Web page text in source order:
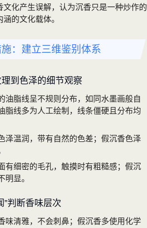
文化产生误解，认为沉香只是一种炒作的
的文化载体。
：建立三维鉴别体系
到色泽的细节观察
油脂线呈不规则分布，如同水墨画般自
脂线多为人工绘制，线条僵硬且分布均
泽温润，带有自然的色差；假沉香色泽
有细密的毛孔，触摸时有粗糙感；假沉
明显。
”判断香味层次
味清雅，不会刺鼻；假沉香多使用化学